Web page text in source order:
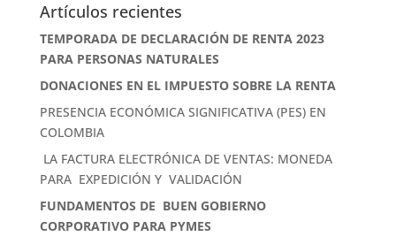
Artículos recientes
TEMPORADA DE DECLARACIÓN DE RENTA 2023
PARA PERSONAS NATURALES
DONACIONES EN EL IMPUESTO SOBRE LA RENTA
PRESENCIA ECONÓMICA SIGNIFICATIVA (PES) EN
COLOMBIA
LA FACTURA ELECTRÓNICA DE VENTAS: MONEDA
PARA EXPEDICIÓN Y VALIDACIÓN
FUNDAMENTOS DE BUEN GOBIERNO
CORPORATIVO PARA PYMES